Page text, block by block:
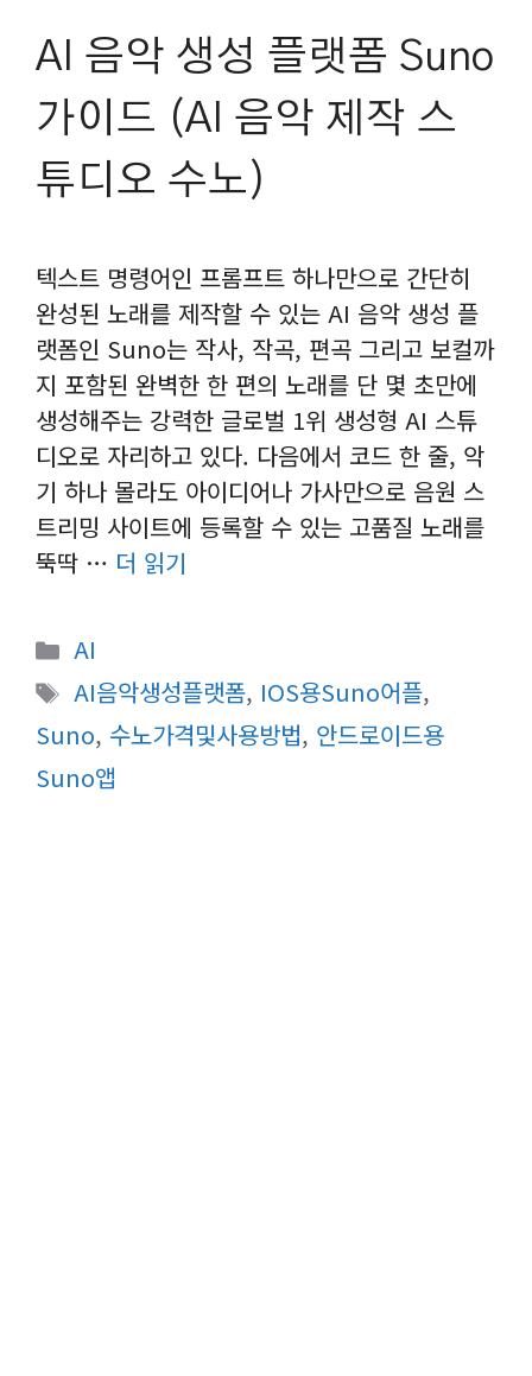
AI 음악 생성 플랫폼 Suno
가이드 (AI 음악 제작 스
튜디오 수노)
텍스트 명령어인 프롬프트 하나만으로 간단히
완성된 노래를 제작할 수 있는 AI 음악 생성 플
랫폼인 Suno는 작사, 작곡, 편곡 그리고 보컬까
지 포함된 완벽한 한 편의 노래를 단 몇 초만에
생성해주는 강력한 글로벌 1위 생성형 AI 스튜
디오로 자리하고 있다. 다음에서 코드 한 줄, 악
기 하나 몰라도 아이디어나 가사만으로 음원 스
트리밍 사이트에 등록할 수 있는 고품질 노래를
뚝딱 … 더 읽기
카
테
리
AI
태
그
AI음악생성플랫폼, IOS용Suno어플,
Suno, 수노가격및사용방법, 안드로이드용
Suno앱